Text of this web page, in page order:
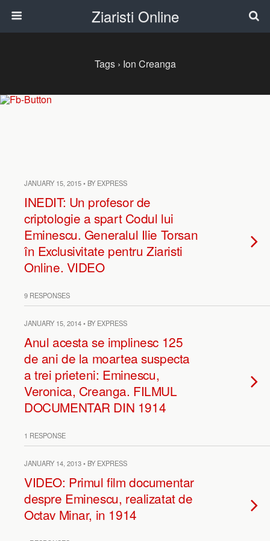
Ziaristi Online
Tags › Ion Creanga
JANUARY 15, 2015 • BY EXPRESS
INEDIT: Un profesor de
criptologie a spart Codul lui
Eminescu. Generalul Ilie Torsan
în Exclusivitate pentru Ziaristi
Online. VIDEO
9 RESPONSES
JANUARY 15, 2014 • BY EXPRESS
Anul acesta se implinesc 125
de ani de la moartea suspecta
a trei prieteni: Eminescu,
Veronica, Creanga. FILMUL
DOCUMENTAR DIN 1914
1 RESPONSE
JANUARY 14, 2013 • BY EXPRESS
VIDEO: Primul film documentar
despre Eminescu, realizatat de
Octav Minar, in 1914